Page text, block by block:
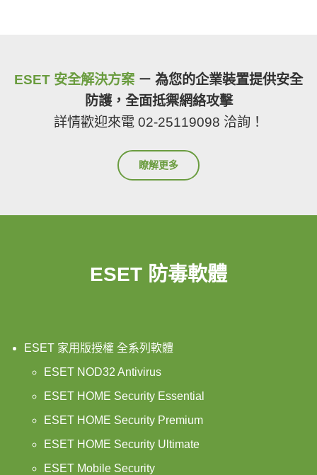
ESET 安全解決方案 － 為您的企業裝置提供安全
防護，全面抵禦網絡攻擊
詳情歡迎來電 02-25119098 洽詢！
瞭解更多
ESET 防毒軟體
ESET 家用版授權 全系列軟體
ESET NOD32 Antivirus
ESET HOME Security Essential
ESET HOME Security Premium
ESET HOME Security Ultimate
ESET Mobile Security